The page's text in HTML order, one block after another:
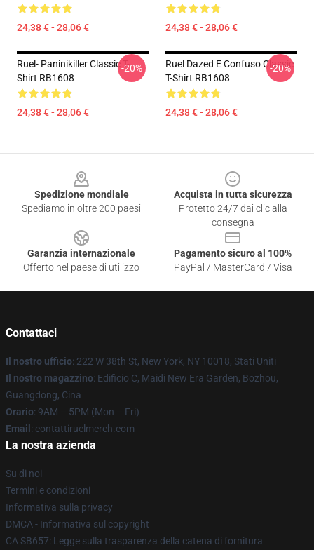
24,38 € - 28,06 € 24,38 € - 28,06 €
Ruel- Paninikiller Classic T-
Shirt RB1608
24,38 € - 28,06 €
-20%
Ruel Dazed E Confuso Classic
T-Shirt RB1608
24,38 € - 28,06 €
-20%
Spedizione mondiale
Spediamo in oltre 200 paesi
Acquista in tutta sicurezza
Protetto 24/7 dai clic alla
consegna
Garanzia internazionale
Offerto nel paese di utilizzo
Pagamento sicuro al 100%
PayPal / MasterCard / Visa
Contattaci
Il nostro ufficio: 222 W 38th St, New York, NY 10018, Stati Uniti
Il nostro magazzino: Edificio C, Maidi New Era Garden, Bozhou,
Guangdong, Cina
Orario: 9AM – 5PM (Mon – Fri)
Email : contattiruelmerch.com
La nostra azienda
Su di noi
Termini e condizioni
Informativa sulla privacy
DMCA - Informativa sul copyright
CA SB657: Legge sulla trasparenza della catena di fornitura